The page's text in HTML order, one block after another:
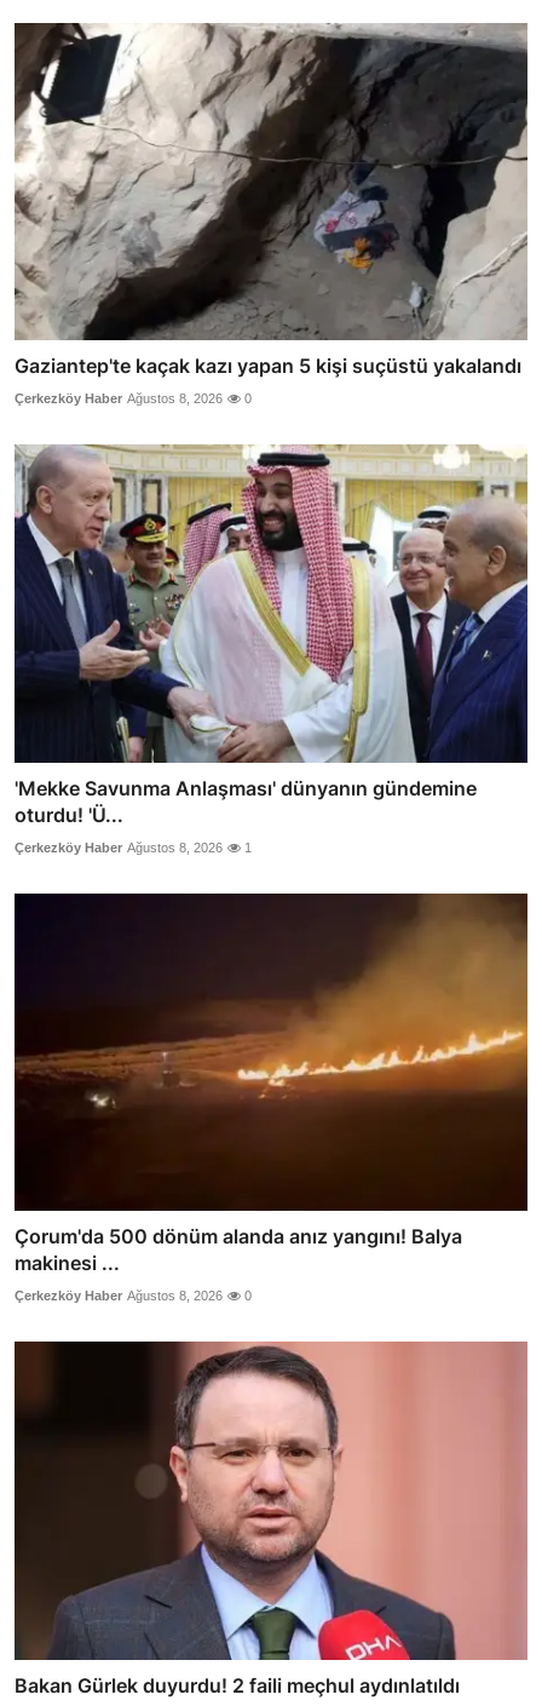
Gaziantep'te kaçak kazı yapan 5 kişi suçüstü yakalandı
Çerkezköy Haber Ağustos 8, 2026 0
'Mekke Savunma Anlaşması' dünyanın gündemine
oturdu! 'Ü...
Çerkezköy Haber Ağustos 8, 2026 1
Çorum'da 500 dönüm alanda anız yangını! Balya
makinesi ...
Çerkezköy Haber Ağustos 8, 2026 0
Bakan Gürlek duyurdu! 2 faili meçhul aydınlatıldı